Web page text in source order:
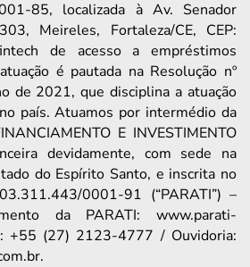
85, localizada à Av. Senador
Meireles, Fortaleza/CE, CEP:
de acesso a empréstimos
é pautada na Resolução nº
de 2021, que disciplina a atuação
país. Atuamos por intermédio da
E INVESTIMENTO
devidamente, com sede na
do Espírito Santo, e inscrita no
0001-91 (“PARATI”) –
da PARATI: www.parati-
+55 (27) 2123-4777 / Ouvidoria: